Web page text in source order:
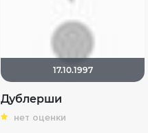
17.10.1997
Дублерши
нет оценки